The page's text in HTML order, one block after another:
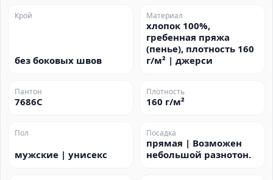
Крой
без боковых швов
Материал
хлопок 100%,
гребенная пряжа
(пенье), плотность 160
г/м² | джерси
Пантон
7686C
Плотность
160 г/м²
Пол
мужские | унисекс
Посадка
прямая | Возможен
небольшой разнотон.